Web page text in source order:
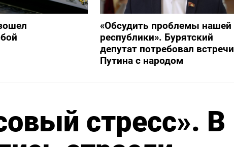
«Обсудить проблемы нашей
республики». Бурятский
депутат потребовал встречи
Путина с народом
стресс». В